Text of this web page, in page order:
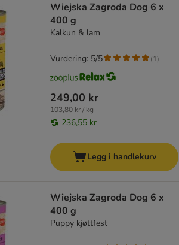
Wiejska Zagroda Dog 6 x
400 g
Kalkun & lam
249,00 kr
103,80 kr / kg
236,55 kr
Vurdering: 5/5 (1)
Legg i handlekurv
Wiejska Zagroda Dog 6 x
400 g
Puppy kjøttfest